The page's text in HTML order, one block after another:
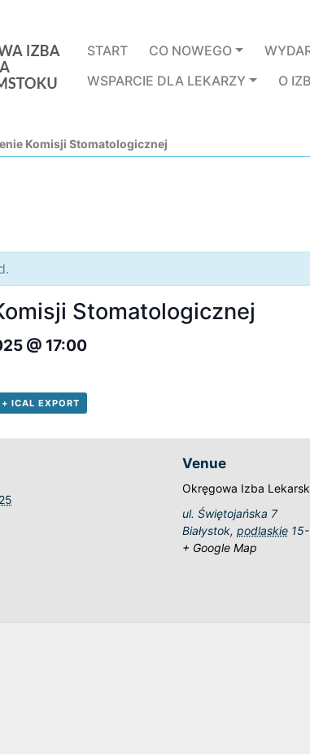
START
CO NOWEGO
WSPARCIE DLA LEKARZY
O
Komisji Stomatologicznej
Stomatologicznej
@ 17:00
+ ICAL EXPORT
Venue
Okręgowa Izba
ul. Świętojańska 7
Białystok, podlaskie
+ Google Map